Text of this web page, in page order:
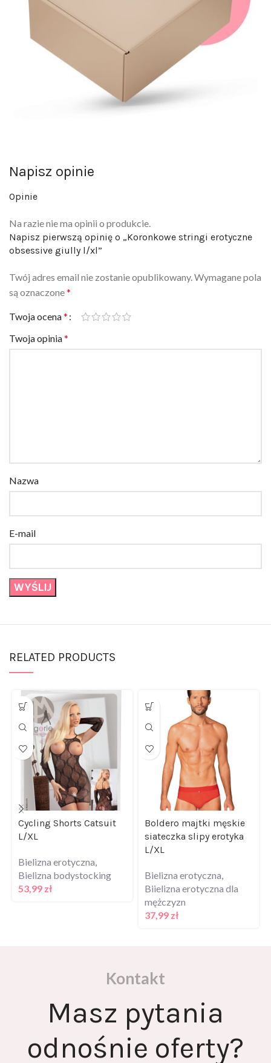
Napisz opinie
Opinie
Na razie nie ma opinii o produkcie.
Napisz pierwszą opinię o „Koronkowe stringi erotyczne
obsessive giully l/xl”
Twój adres email nie zostanie opublikowany. Wymagane pola
są oznaczone*
Twoja ocena *
Twoja opinia *
Nazwa
E-mail
RELATED PRODUCTS
Cycling Shorts Catsuit
L/XL
Bielizna erotyczna
Bielizna bodystocking
53,99 zł
Boldero majtki męskie
siateczka slipy erotyka
L/XL
Bielizna erotyczna
Biielizna erotyczna dla
mężczyzn
37,99 zł
Kontakt
Masz pytania
odnośnie oferty?